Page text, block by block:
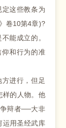
这些教条为
卷10第4章)?
能成立的。
仰和行为的准
进行，但足
样的人物。他
辩者──大非
运用圣经武库